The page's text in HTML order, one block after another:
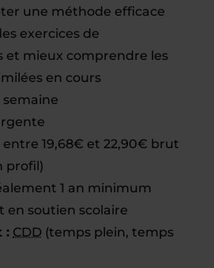
une méthode efficace
exercices de
et mieux comprendre les
en cours
semaine
entre 19,68€ et 22,90€ brut
profil)
1 an minimum
en soutien scolaire
: CDD (temps plein, temps